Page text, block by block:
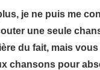
je ne puis me
une seule
du fait, mais vous
chansons pour